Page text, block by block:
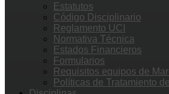
Estatutos
Código Disciplinario
Reglamento UCI
Normativa Técnica
Estados Financieros
Formularios
Requisitos equipos de
Políticas de Tratamiento